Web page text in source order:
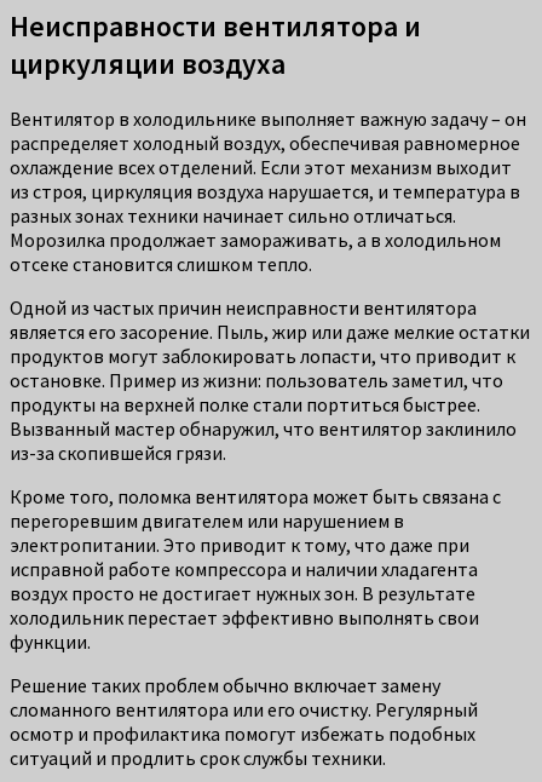
Неисправности вентилятора и
циркуляции воздуха
Вентилятор в холодильнике выполняет важную задачу – он
распределяет холодный воздух, обеспечивая равномерное
охлаждение всех отделений. Если этот механизм выходит
из строя, циркуляция воздуха нарушается, и температура в
разных зонах техники начинает сильно отличаться.
Морозилка продолжает замораживать, а в холодильном
отсеке становится слишком тепло.
Одной из частых причин неисправности вентилятора
является его засорение. Пыль, жир или даже мелкие остатки
продуктов могут заблокировать лопасти, что приводит к
остановке. Пример из жизни: пользователь заметил, что
продукты на верхней полке стали портиться быстрее.
Вызванный мастер обнаружил, что вентилятор заклинило
из-за скопившейся грязи.
Кроме того, поломка вентилятора может быть связана с
перегоревшим двигателем или нарушением в
электропитании. Это приводит к тому, что даже при
исправной работе компрессора и наличии хладагента
воздух просто не достигает нужных зон. В результате
холодильник перестает эффективно выполнять свои
функции.
Решение таких проблем обычно включает замену
сломанного вентилятора или его очистку. Регулярный
осмотр и профилактика помогут избежать подобных
ситуаций и продлить срок службы техники.